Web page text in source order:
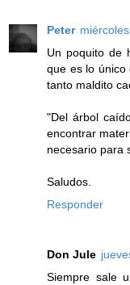
Peter
Un poquito de
que es lo único
tanto maldito
"Del árbol
encontrar
necesario para
Saludos.
Responder
Don Jule
Siempre sale